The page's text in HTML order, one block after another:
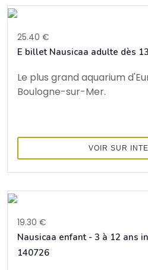
25.40 €
E billet Nausicaa adulte dès
Le plus grand aquarium
Boulogne-sur-Mer.
VOIR SUR
19.30 €
Nausicaa enfant - 3 à 12 ans
140726